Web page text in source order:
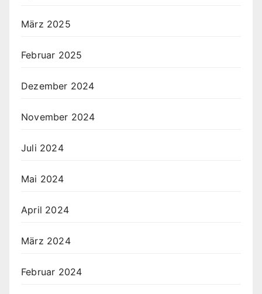
März 2025
Februar 2025
Dezember 2024
November 2024
Juli 2024
Mai 2024
April 2024
März 2024
Februar 2024